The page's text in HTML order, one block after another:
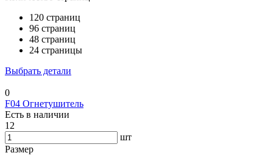
120 страниц
96 страниц
48 страниц
24 страницы
Выбрать детали
0
F04 Огнетушитель
Есть в наличии
12
шт
Размер